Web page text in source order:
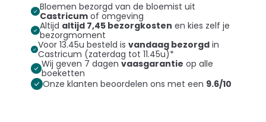
Bloemen bezorgd van de bloemist uit
Castricumof omgeving
Altijd altijd 7,45 bezorgkosten en kies zelf je
bezorgmoment
Voor 13.45u besteld isvandaag bezorgd in
Castricum (zaterdag tot 11.45u)*
Wij geven 7 dagen vaasgarantie op alle
boeketten
Onze klanten beoordelen ons met een 9.6/10